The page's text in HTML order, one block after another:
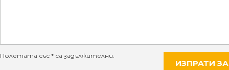
Полетата със * са задължителни.